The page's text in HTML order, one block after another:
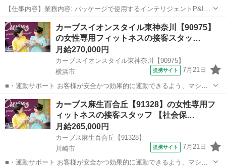
【仕事内容】業務内容: パッケージで使用するインテリジェントP&ID
の作成 担当製品: CADオペレーター 職種: [機械系] CADオペレーショ
ン ツール: AutoCAD(2D) 必要スキル: こんなスキルや経験のある方を
歓迎...
正社員
カーブスイオンスタイル東神奈川【90975】
の女性専用フィットネスの接客スタッ…
月給270,000円
カーブスイオンスタイル東神奈川【90975】
横浜市
提携サイト 7月21日
■・運動サポート お客様が安全かつ効果的に運動できるよう、マシン
の使い方をアドバイスします。運動が初めての方や苦手な方がほとん
どなので、難しい指導はありません。「今日はこの動きを意識しまし
ょう！」といったお声がけをしながら、...
神奈川 横浜市 その他
カーブス麻生百合丘【91328】の女性専用フ
ィットネスの接客スタッフ 【社会保…
月給265,000円
カーブス麻生百合丘【91328】
川崎市
提携サイト 7月21日
■・運動サポート お客様が安全かつ効果的に運動できるよう、マシン